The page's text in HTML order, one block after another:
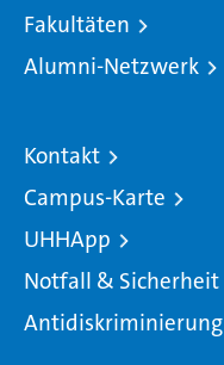
Fakultäten
Alumni-Netzwerk
Kontakt
Campus-Karte
UHHApp
Notfall & Sicherheit
Antidiskriminierung